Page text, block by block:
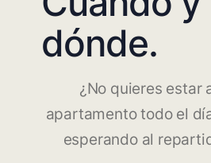
dónde.
¿No quieres estar
apartamento todo el
esperando al